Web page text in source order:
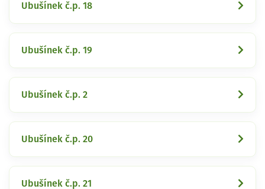
Ubušínek č.p. 18
Ubušínek č.p. 19
Ubušínek č.p. 2
Ubušínek č.p. 20
Ubušínek č.p. 21